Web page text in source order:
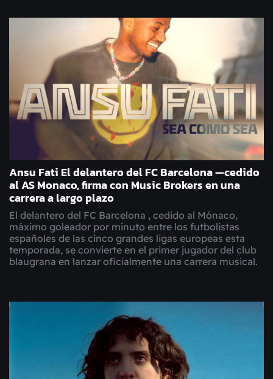
Ansu Fati El delantero del FC Barcelona —cedido
al AS Monaco, firma con Music Brokers en una
carrera a largo plazo
El delantero del FC Barcelona , cedido al Mónaco,
máximo goleador por minuto entre los futbolistas
españoles de las cinco grandes ligas europeas esta
temporada, se convierte en el primer jugador del club
blaugrana en lanzar oficialmente una carrera musical.